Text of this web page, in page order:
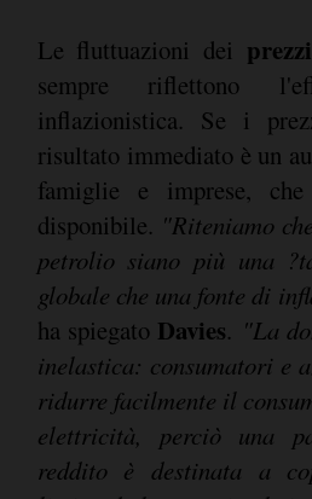
Le fluttuazioni dei
sempre riflettono
inflazionistica. Se i
risultato immediato è un
famiglie e imprese,
disponibile. "Riteniamo
petrolio siano più una
globale che una fonte di
ha spiegato Davies. "La
inelastica: consumatori e
ridurre facilmente il
elettricità, perciò una
reddito è destinata a